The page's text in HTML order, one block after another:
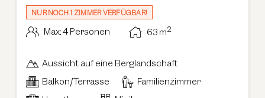
NUR NOCH 1 ZIMMER VERFÜGBAR!
Max.: 4 Personen 63 m2
Aussicht auf eine Berglandschaft
Balkon/Terrasse
Familienzimmer